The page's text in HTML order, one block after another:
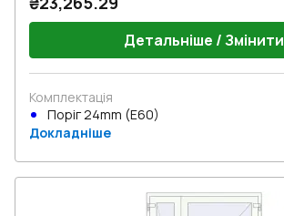
Детальніше / Змінити
Комплектація
Поріг 24mm (E60)
Докладніше